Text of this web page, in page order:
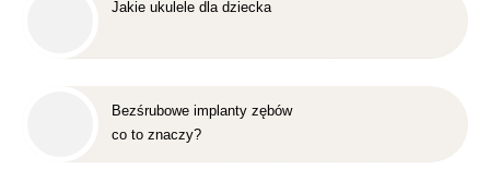
Jakie ukulele dla dziecka
Bezśrubowe implanty zębów
co to znaczy?